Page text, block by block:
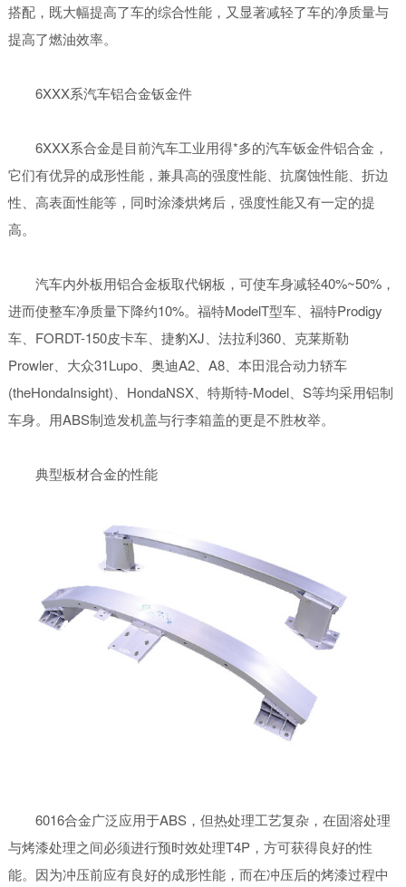
搭配，既大幅提高了车的综合性能，又显著减轻了车的净质量与
提高了燃油效率。
6XXX系汽车铝合金钣金件
6XXX系合金是目前汽车工业用得*多的汽车钣金件铝合金，
它们有优异的成形性能，兼具高的强度性能、抗腐蚀性能、折边
性、高表面性能等，同时涂漆烘烤后，强度性能又有一定的提
高。
汽车内外板用铝合金板取代钢板，可使车身减轻40%~50%，
进而使整车净质量下降约10%。福特ModelT型车、福特Prodigy
车、FORDT-150皮卡车、捷豹XJ、法拉利360、克莱斯勒
Prowler、大众31Lupo、奥迪A2、A8、本田混合动力轿车
(theHondaInsight)、HondaNSX、特斯特-Model、S等均采用铝制
车身。用ABS制造发机盖与行李箱盖的更是不胜枚举。
典型板材合金的性能
6016合金广泛应用于ABS，但热处理工艺复杂，在固溶处理
与烤漆处理之间必须进行预时效处理T4P，方可获得良好的性
能。因为冲压前应有良好的成形性能，而在冲压后的烤漆过程中